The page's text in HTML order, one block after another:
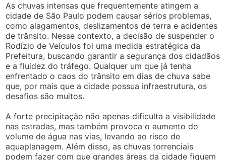
As chuvas intensas que frequentemente atingem a
cidade de São Paulo podem causar sérios problemas,
como alagamentos, deslizamentos de terra e acidentes
de trânsito. Nesse contexto, a decisão de suspender o
Rodízio de Veículos foi uma medida estratégica da
Prefeitura, buscando garantir a segurança dos cidadãos
e a fluidez do tráfego. Qualquer um que já tenha
enfrentado o caos do trânsito em dias de chuva sabe
que, por mais que a cidade possua infraestrutura, os
desafios são muitos.
A forte precipitação não apenas dificulta a visibilidade
nas estradas, mas também provoca o aumento do
volume de água nas vias, levando ao risco de
aquaplanagem. Além disso, as chuvas torrenciais
podem fazer com que grandes áreas da cidade fiquem